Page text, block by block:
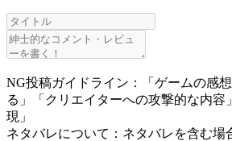
NG投稿ガイドライン：「ゲームの感
る」「クリエイターへの攻撃的な内容
現」
ネタバレについて：ネタバレを含む場